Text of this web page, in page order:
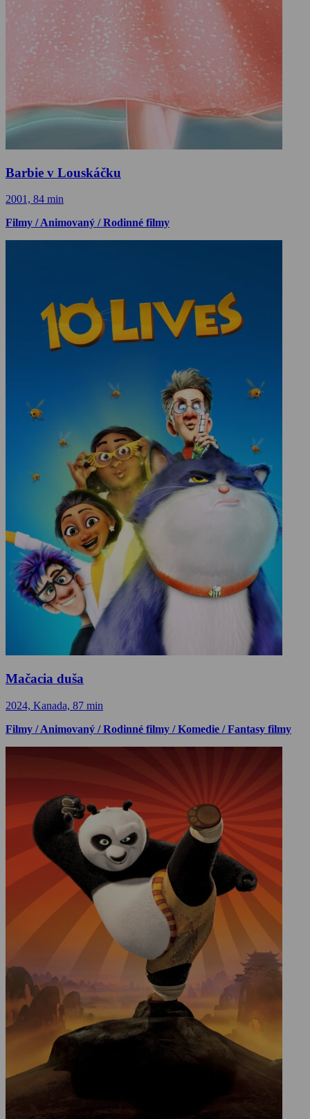
Barbie v Louskáčku
2001, 84 min
Filmy / Animovaný / Rodinné filmy
Mačacia duša
2024, Kanada, 87 min
Filmy / Animovaný / Rodinné filmy / Komedie / Fantasy filmy